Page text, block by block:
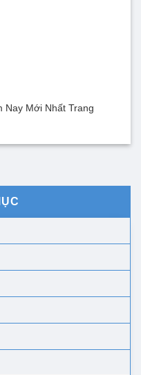
Nay Mới Nhất Trang